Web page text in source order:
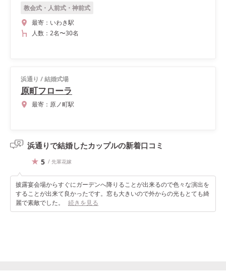
教会式・人前式・神前式
最寄： いわき駅
人数： 2名〜30名
浜通り /結婚式場
原町フローラ
最寄： 原ノ町駅
浜通りで結婚したカップルの新着口コミ
5 / 先輩花嫁
披露宴会場からすぐにガーデンへ降りることが出来るので色々な演出を
することが出来て良かったです。窓も大きいので外からの光もとても綺
麗で素敵でした。
続きを見る